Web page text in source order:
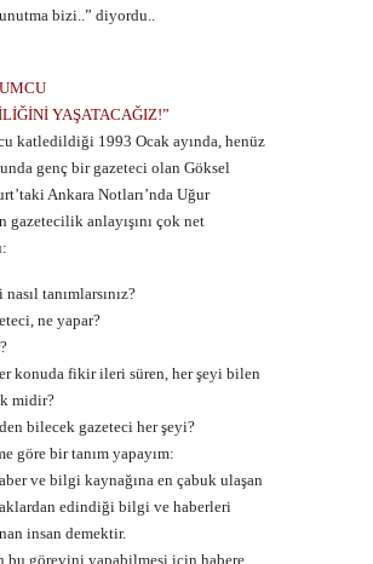
bizi..” diyordu..
YAŞATACAĞIZ!”
katledildiği 1993 Ocak ayında, henüz
genç bir gazeteci olan Göksel
Ankara Notları’nda Uğur
gazetecilik anlayışını çok net
tanımlarsınız?
ne yapar?
konuda fikir ileri süren, her şeyi bilen
midir?
bilecek gazeteci her şeyi?
göre bir tanım yapayım:
ve bilgi kaynağına en çabuk ulaşan
edindiği bilgi ve haberleri
insan demektir.
bu görevini yapabilmesi için habere,